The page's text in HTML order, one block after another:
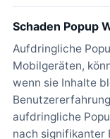
Schaden Popup
Aufdringliche
Mobilgeräten,
wenn sie Inhalte
aufdringliche
nach signifikanter